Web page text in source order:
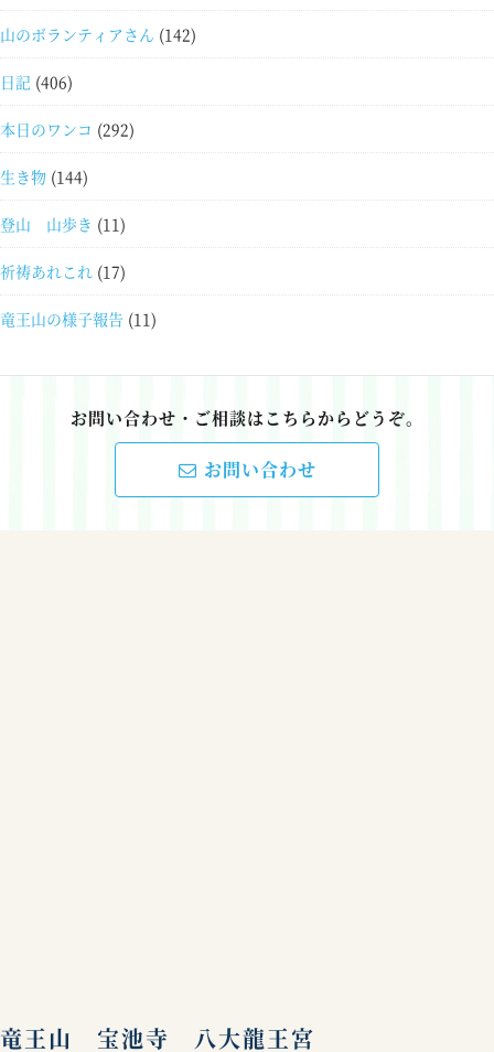
山のボランティアさん (142)
日記 (406)
本日のワンコ (292)
生き物 (144)
登山 山歩き (11)
祈祷あれこれ (17)
竜王山の様子報告 (11)
お問い合わせ・ご相談はこちらからどうぞ。
お問い合わせ
竜王山 宝池寺 八大龍王宮